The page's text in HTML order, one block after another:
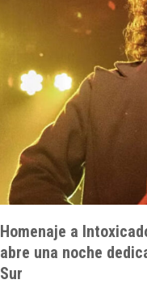
Homenaje a
abre una noche
Sur